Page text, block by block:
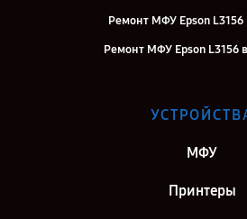
Ремонт МФУ Epson L3156
Ремонт МФУ Epson L3156
Ремонт МФУ Epson L3156
МФУ
Принтеры